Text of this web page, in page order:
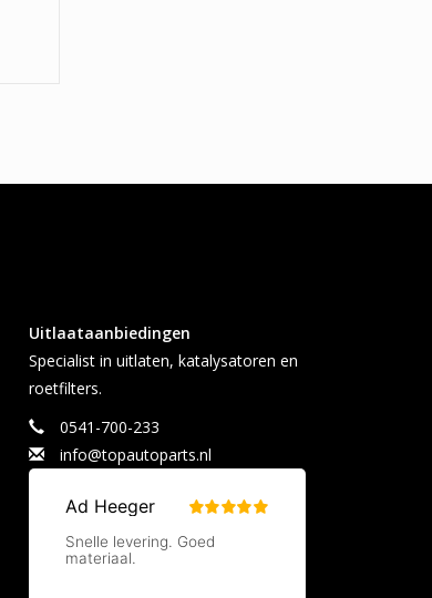
Uitlaataanbiedingen
Specialist in uitlaten, katalysatoren en
roetfilters.
0541-700-233
info@topautoparts.nl